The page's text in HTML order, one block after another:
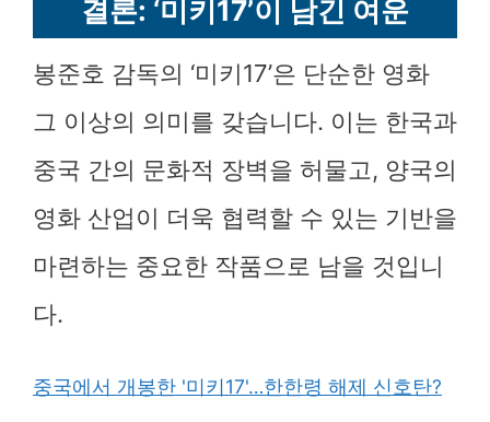
결론: ‘미키17’이 남긴 여운
봉준호 감독의 ‘미키17’은 단순한 영화
그 이상의 의미를 갖습니다. 이는 한국과
중국 간의 문화적 장벽을 허물고, 양국의
영화 산업이 더욱 협력할 수 있는 기반을
마련하는 중요한 작품으로 남을 것입니
다.
중국에서 개봉한 '미키17'…한한령 해제 신호탄?